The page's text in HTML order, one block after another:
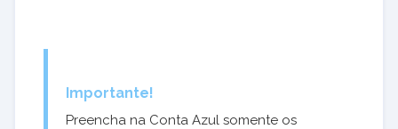
Importante!
Preencha na Conta Azul somente os